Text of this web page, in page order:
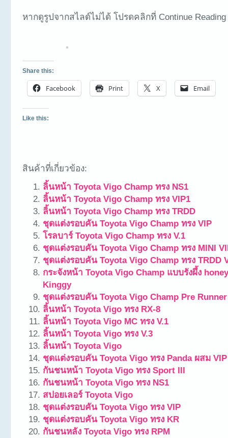
หากดูรูปจากสไลด์ไม่ได้ โปรดคลิกที่ Continue Reading
Share this:
Facebook Print X Email
Like this:
สินค้าที่เกี่ยวข้อง:
ลิ้นหน้า Toyota Vigo Champ ทรง NS1
ลิ้นหน้า Toyota Vigo Champ ทรง VIP1
ลิ้นหน้า Toyota Vigo Champ ทรง TRDD
ชุดแต่งรอบคัน Toyota Vigo Champ ทรง VIP
โรลบาร์ Toyota Vigo Champ ทรง V.1
ชุดแต่งรอบคัน Toyota Vigo Champ ทรง MINI
ชุดแต่งรอบคัน Toyota Vigo Champ ทรง TRDD
กระจังหน้า Toyota Vigo Champ แบบรังผึ้ง
Kinggy
ชุดแต่งรอบคัน Toyota Vigo Champ Pre Runner
ลิ้นหน้า Toyota Vigo ทรง RX-8
ลิ้นหน้า Toyota Vigo MC ทรง V.1
ลิ้นหน้า Toyota Vigo ทรง V.3
ลิ้นหน้า Toyota Vigo
ชุดแต่งรอบคัน Toyota Vigo ทรง Panda ผสม VIP
กันชนหน้า Toyota Vigo ทรง Sport III
กันชนหน้า Toyota Vigo ทรง NS1
สปอยเลอร์ Toyota Vigo
ชุดแต่งรอบคัน Toyota Vigo ทรง VIP
ชุดแต่งรอบคัน Toyota Vigo ทรง KR
กันชนหลัง Toyota Vigo ทรง RPM